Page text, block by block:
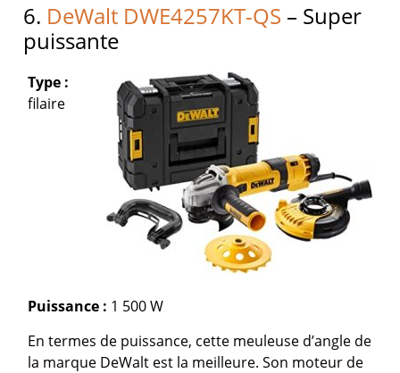
6. DeWalt DWE4257KT-QS – Super
puissante
Type :
filaire
Puissance : 1 500 W
En termes de puissance, cette meuleuse d’angle de
la marque DeWalt est la meilleure. Son moteur de